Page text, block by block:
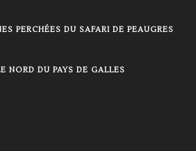
PERCHÉES DU SAFARI DE PEAUGRES
NORD DU PAYS DE GALLES